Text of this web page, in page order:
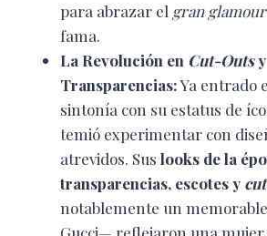
para abrazar el gran glamour
fama.
La Revolución en Cut-Outsy
Transparencias:Ya entrado
sintonía con su estatus de
temió experimentar con
atrevidos. Sus looks de la
transparencias, escotes y
notablemente un